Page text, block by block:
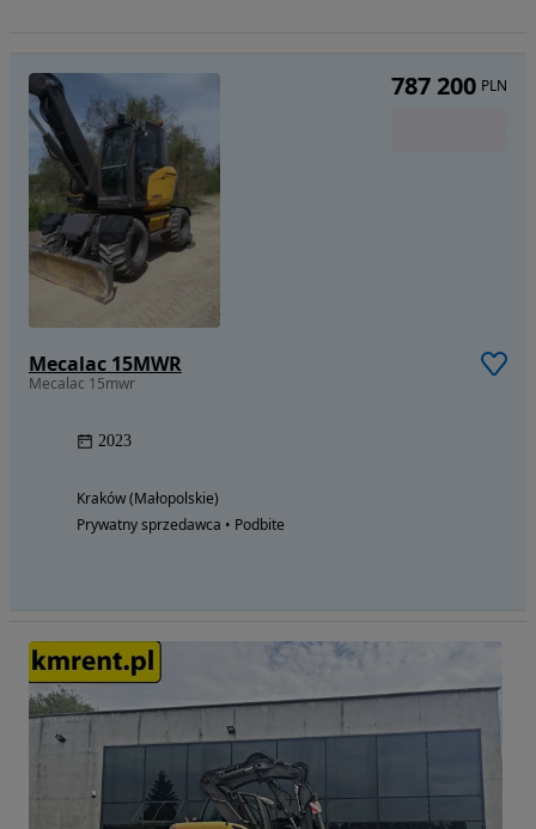
Mecalac 15MWR
Mecalac 15mwr
2023
Kraków (Małopolskie)
Prywatny sprzedawca • Podbite
787 200 PLN